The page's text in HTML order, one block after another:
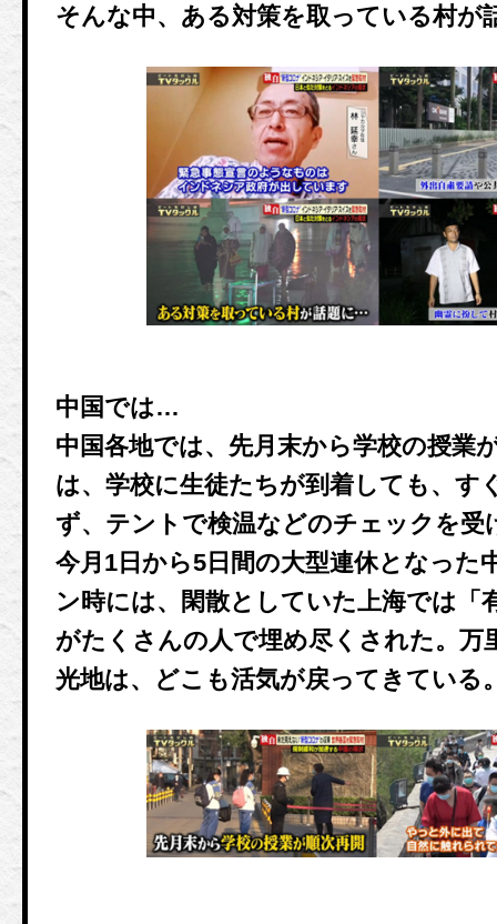
そんな中、ある対策を取っている村
中国では…
中国各地では、先月末から学校の授業
は、学校に生徒たちが到着しても、す
ず、テントで検温などのチェックを受
今月1日から5日間の大型連休となった
ン時には、閑散としていた上海では「
がたくさんの人で埋め尽くされた。
光地は、どこも活気が戻ってきている